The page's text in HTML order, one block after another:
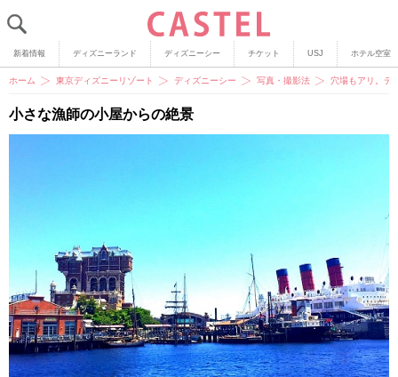
新着情報 ディズニーランド ディズニーシー チケット USJ ホテル空室
ホーム 東京ディズニーリゾート ディズニーシー 写真・撮影法 穴場もアリ。デ
小さな漁師の小屋からの絶景